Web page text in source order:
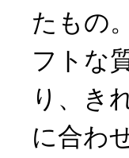
たもの
フトな
り、き
に合わ